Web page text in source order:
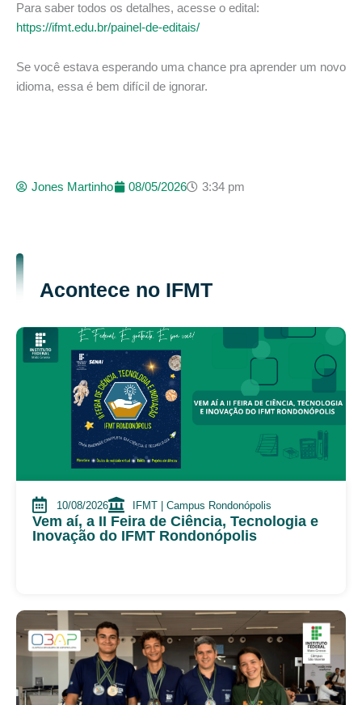
Para saber todos os detalhes, acesse o edital:
https://ifmt.edu.br/painel-de-editais/
Se você estava esperando uma chance pra aprender um novo
idioma, essa é bem difícil de ignorar.
Jones Martinho 08/05/2026 3:34 pm
Acontece no IFMT
10/08/2026 IFMT | Campus Rondonópolis
Vem aí, a II Feira de Ciência, Tecnologia e
Inovação do IFMT Rondonópolis